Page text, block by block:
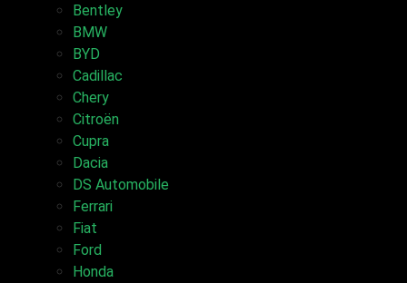
Bentley
BMW
BYD
Cadillac
Chery
Citroën
Cupra
Dacia
DS Automobile
Ferrari
Fiat
Ford
Honda